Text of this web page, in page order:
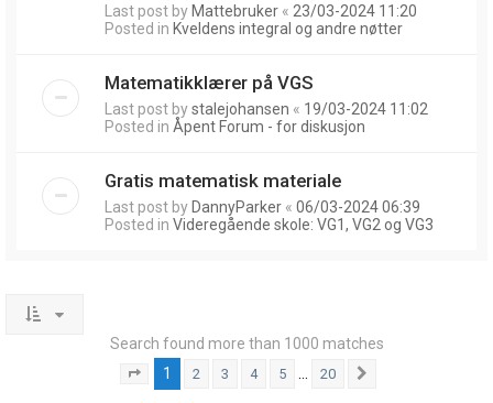
Last post by Mattebruker « 23/03-2024 11:20
Posted in Kveldens integral og andre nøtter
Matematikklærer på VGS
Last post bystalejohansen « 19/03-2024 11:02
Posted in Åpent Forum - for diskusjon
Gratis matematisk materiale
Last post by DannyParker « 06/03-2024 06:39
Posted in Videregående skole: VG1, VG2 og VG3
Search found more than 1000 matches
Page of 20
1 2 3 4 5 20